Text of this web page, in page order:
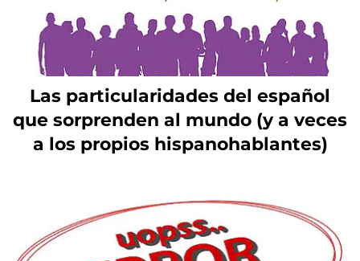
Las particularidades del español
que sorprenden al mundo (y a veces
a los propios hispanohablantes)